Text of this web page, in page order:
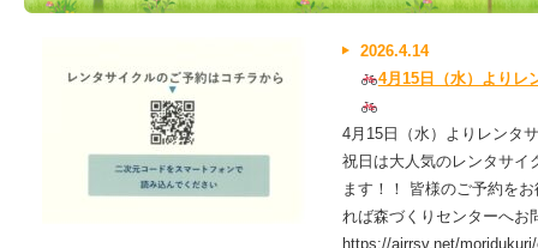
2026.4.14
4月15日（水）よりレ
4月15日（水）よりレンタ
祝日は大人気のレンタサイ
ます！！ 皆様のご予約を
れば森づくりセンターへお
https://airrsv.net/